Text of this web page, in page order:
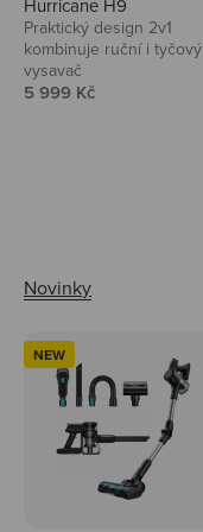
Hurricane H9
Praktický design 2v1
kombinuje ruční i tyčový
vysavač
Prodejní cena
5 999 Kč
NEW